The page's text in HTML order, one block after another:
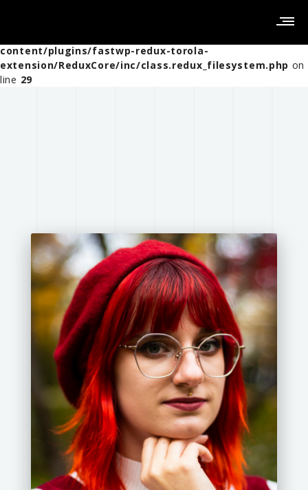
content/plugins/fastwp-redux-torola-
extension/ReduxCore/inc/class.redux_filesystem.php on
line 29